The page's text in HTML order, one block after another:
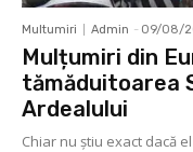
Multumiri Admin - 09/08/
Mulțumiri din
tămăduitoarea
Ardealului
Chiar nu știu exact dacă